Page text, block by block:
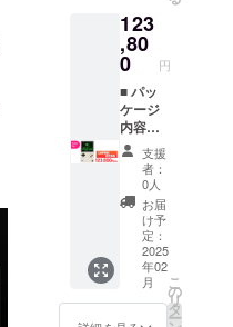
合があ
りま
す。
■ お届
け予定
につい
は2025
年２月
予定で
す。ご
注文状
況、使
用材料
の供給
状況、
製造工
程上の
都合等
3.2
Type-C
ポート
Gbps，
Display
Port
1.4）
microS
D 3.0
カード
スロッ
ト×1 技
適マー
ク刻印
付き 技
適本体
ジ：
512GB
カ
ラー：
ムーン
ホワイ
ト バッ
テ
リー：
6000m
Ah（25
W，PD
急速充
電） 10
点マル
チタッ
チ(タッ
レート
60Hz
SoC：
Snapdr
agon
G3x
Gen2
CPU：
最大
3.36GH
z
GPU：
動作ク
ロック
1GHz
メモ
リ：
（https:
//www.a
ya-
neo.jp/
manual
）に公
開 ■ 主
な仕様
3.92イ
ンチ / 有
機EL
ディス
プレイ
（OLED
1240×1
080 /
，L1/L2
背面ボ
タンス
ペア入
り 国内
１年間
サポー
ト（株
式会社
天空）
取扱説
明書
（英語/
中国
語） ※
発売後
に日本
123
,80
0 円
■ パッ
ケージ
内容
AYANE
O
POCKE
T DMG
本体 充
電ケー
ブル
（アダ
プター
は付属
支援
者：
0人
お届
け予
定：
2025
年02
月
こ
の
リ
タ
ー